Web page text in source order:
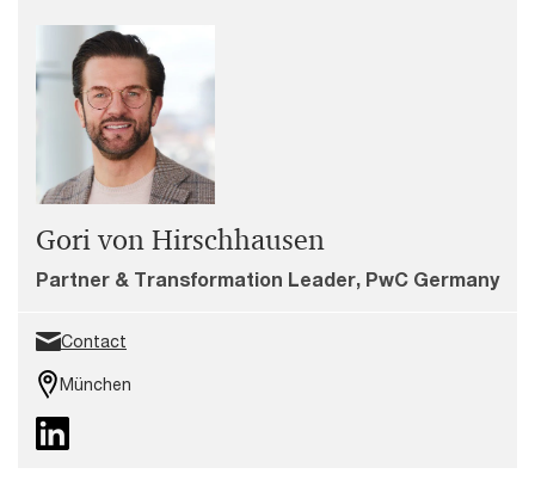
Gori von Hirschhausen
Partner & Transformation Leader, PwC Germany
Contact
München